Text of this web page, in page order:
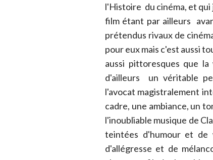
l'Histoire du cinéma, et
film étant par ailleurs
prétendus rivaux de
pour eux mais c'est aussi
aussi pittoresques que
d'ailleurs un véritable
l'avocat magistralement
cadre, une ambiance, un
l'inoubliable musique de
teintées d'humour et de
d'allégresse et de